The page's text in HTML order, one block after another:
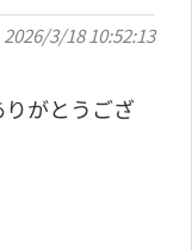
2026/3/18 10:52:13
がとうござ